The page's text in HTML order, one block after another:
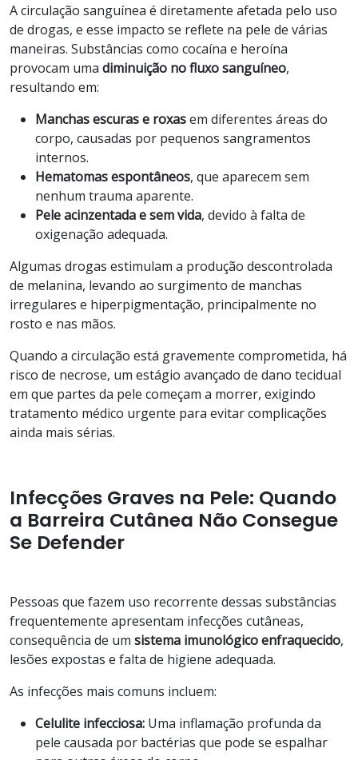
A circulação sanguínea é diretamente afetada pelo uso
de drogas, e esse impacto se reflete na pele de várias
maneiras. Substâncias como cocaína e heroína
provocam uma diminuição no fluxo sanguíneo,
resultando em:
Manchas escuras e roxasem diferentes áreas do
corpo, causadas por pequenos sangramentos
internos.
Hematomas espontâneos, que aparecem sem
nenhum trauma aparente.
Pele acinzentada e sem vida, devido à falta de
oxigenação adequada.
Algumas drogas estimulam a produção descontrolada
de melanina, levando ao surgimento de manchas
irregulares e hiperpigmentação, principalmente no
rosto e nas mãos.
Quando a circulação está gravemente comprometida, há
risco de necrose, um estágio avançado de dano tecidual
em que partes da pele começam a morrer, exigindo
tratamento médico urgente para evitar complicações
ainda mais sérias.
Infecções Graves na Pele: Quando
a Barreira Cutânea Não Consegue
Se Defender
Pessoas que fazem uso recorrente dessas substâncias
frequentemente apresentam infecções cutâneas,
consequência de um sistema imunológico enfraquecido,
lesões expostas e falta de higiene adequada.
As infecções mais comuns incluem:
Celulite infecciosa: Uma inflamação profunda da
pele causada por bactérias que pode se espalhar